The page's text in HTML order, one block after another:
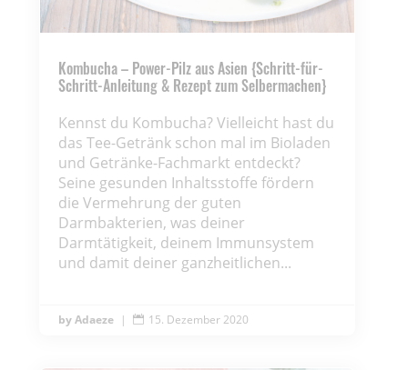
Kombucha – Power-Pilz aus Asien {Schritt-für-
Schritt-Anleitung & Rezept zum Selbermachen}
Kennst du Kombucha? Vielleicht hast du
das Tee-Getränk schon mal im Bioladen
und Getränke-Fachmarkt entdeckt?
Seine gesunden Inhaltsstoffe fördern
die Vermehrung der guten
Darmbakterien, was deiner
Darmtätigkeit, deinem Immunsystem
und damit deiner ganzheitlichen...
Adaeze |  15. Dezember 2020